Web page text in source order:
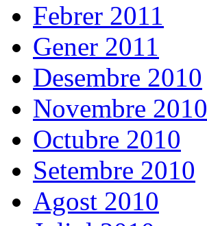
Febrer 2011
Gener 2011
Desembre 2010
Novembre 2010
Octubre 2010
Setembre 2010
Agost 2010